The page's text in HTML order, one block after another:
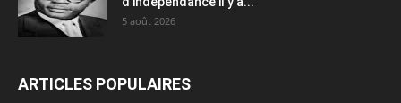
5 août 2026
ARTICLES POPULAIRES